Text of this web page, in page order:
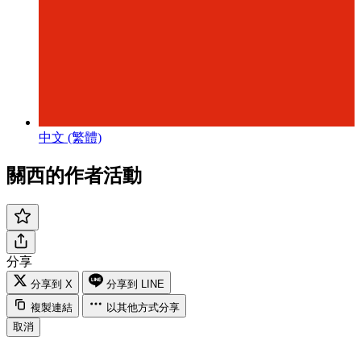
中文 (繁體)
關西的作者活動
分享
分享到 X
分享到 LINE
複製連結
以其他方式分享
取消